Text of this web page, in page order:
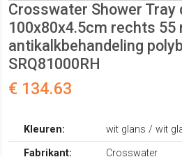
Crosswater Shower Tray
100x80x4.5cm rechts 55
antikalkbehandeling
SRQ81000RH
€ 134.63
Kleuren:
wit glans / wit
Fabrikant:
Crosswater